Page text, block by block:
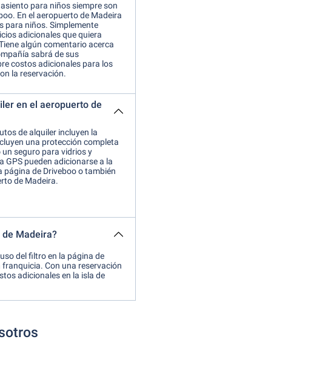
para niños siempre son
En el aeropuerto de Madeira
para niños. Simplemente
adicionales que quiera
algún comentario acerca
sabrá de sus
costos adicionales para los
la reservación.
en el aeropuerto de
de alquiler incluyen la
una protección completa
seguro para vidrios y
GPS pueden adicionarse a la
página de Driveboo o también
de Madeira.
Madeira?
del filtro en la página de
Con una reservación
adicionales en la isla de